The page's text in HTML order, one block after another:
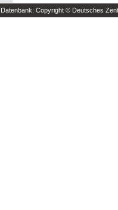
Copyright © Deutsches